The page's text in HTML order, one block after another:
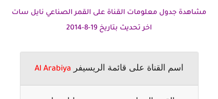
مشاهدة جدول معلومات القناة على القمر الصناعي نايل سات
اخر تحديث بتاريخ 19-8-2014
اسم القناة على قائمة الريسيفر Al Arabiya